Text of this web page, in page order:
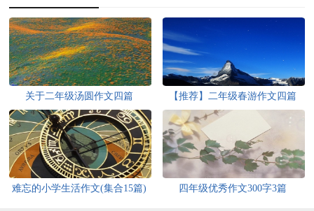
关于二年级汤圆作文四篇 【推荐】二年级春游作文四篇
难忘的小学生活作文(集合15篇) 四年级优秀作文300字3篇